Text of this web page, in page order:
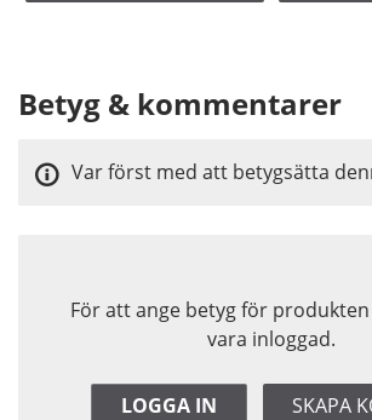
Betyg & kommentarer
För att ange betyg för
vara inloggad.
LOGGA IN SKAPA
Var först med att betygsätta